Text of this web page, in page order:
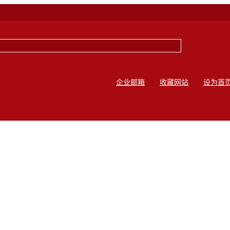
企业邮箱 收藏网站 设为首